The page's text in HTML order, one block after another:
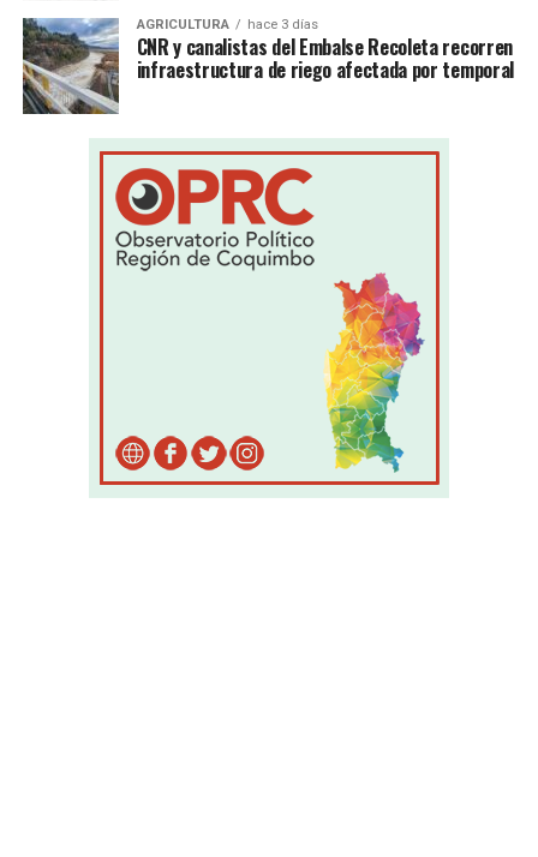
AGRICULTURA hace 3 días
CNR y canalistas del Embalse Recoleta recorren
infraestructura de riego afectada por temporal